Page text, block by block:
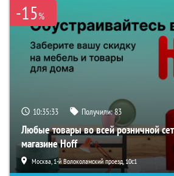
-15%
10:35:32 Получили:83
Любые товары во всей розничной
магазине Hoff
Москва, 1-й Волоколамский проезд, 10с1